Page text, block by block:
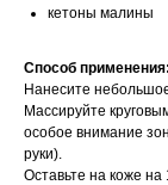
кетоны малины
Способ применения:
Нанесите
Массируйте
особое внимание
руки).
Оставьте на коже